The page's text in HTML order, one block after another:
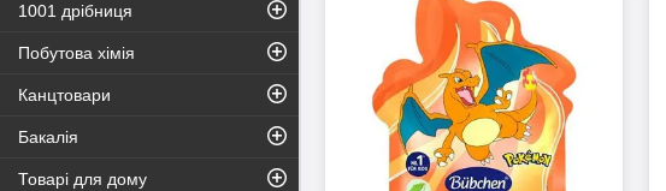
1001 дрібниця
Побутова хімія
Канцтовари
Бакалія
Товарі для дому